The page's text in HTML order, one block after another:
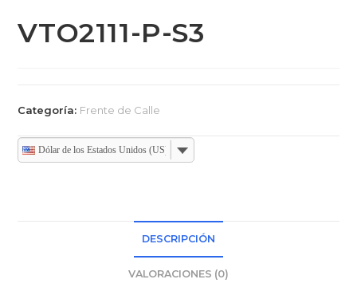
VTO2111-P-S3
Categoría: Frente de Calle
Dólar de los Estados Unidos (US)
DESCRIPCIÓN
VALORACIONES (0)